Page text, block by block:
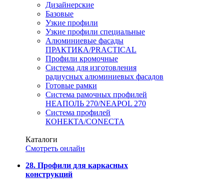
Дизайнерские
Базовые
Узкие профили
Узкие профили специальные
Алюминиевые фасады
ПРАКТИКА/PRACTICAL
Профили кромочные
Система для изготовления
радиусных алюминиевых фасадов
Готовые рамки
Система рамочных профилей
НЕАПОЛЬ 270/NEAPOL 270
Система профилей
КОНЕКТА/CONECTA
Каталоги
Смотреть онлайн
28. Профили для каркасных
конструкций